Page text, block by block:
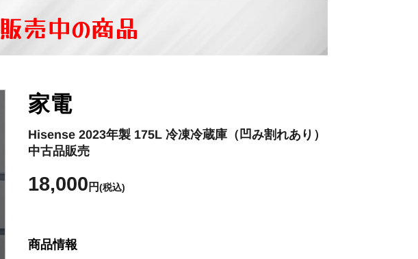
販売中の商品
家電
Hisense 2023年製 175L 冷凍冷蔵庫（凹み割れあり）
中古品販売
18,000 円(税込)
商品情報